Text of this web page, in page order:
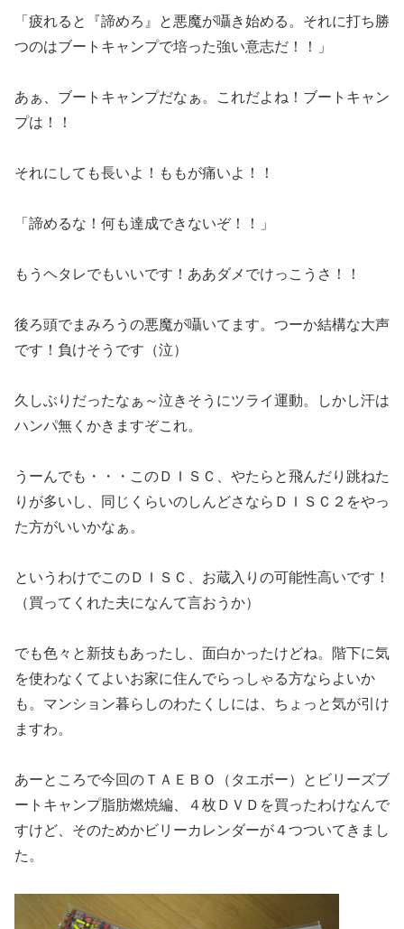
「疲れると『諦めろ』と悪魔が囁き始める。それに打ち勝
つのはブートキャンプで培った強い意志だ！！」
あぁ、ブートキャンプだなぁ。これだよね！ブートキャン
プは！！
それにしても長いよ！ももが痛いよ！！
「諦めるな！何も達成できないぞ！！」
もうヘタレでもいいです！ああダメでけっこうさ！！
後ろ頭でまみろうの悪魔が囁いてます。つーか結構な大声
です！負けそうです（泣）
久しぶりだったなぁ～泣きそうにツライ運動。しかし汗は
ハンパ無くかきますぞこれ。
うーんでも・・・このＤＩＳＣ、やたらと飛んだり跳ねた
りが多いし、同じくらいのしんどさならＤＩＳＣ２をやっ
た方がいいかなぁ。
というわけでこのＤＩＳＣ、お蔵入りの可能性高いです！
（買ってくれた夫になんて言おうか）
でも色々と新技もあったし、面白かったけどね。階下に気
を使わなくてよいお家に住んでらっしゃる方ならよいか
も。マンション暮らしのわたくしには、ちょっと気が引け
ますわ。
あーところで今回のＴＡＥＢＯ（タエボー）とビリーズブ
ートキャンプ脂肪燃焼編、４枚ＤＶＤを買ったわけなんで
すけど、そのためかビリーカレンダーが４つついてきまし
た。